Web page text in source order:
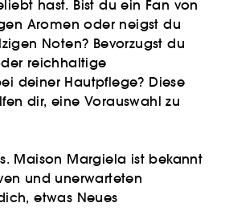
hast. Bist du ein Fan von
Aromen oder neigst du
Noten? Bevorzugst du
reichhaltige
deiner Hautpflege? Diese
dir, eine Vorauswahl zu
Maison Margiela ist bekannt
und unerwarteten
etwas Neues